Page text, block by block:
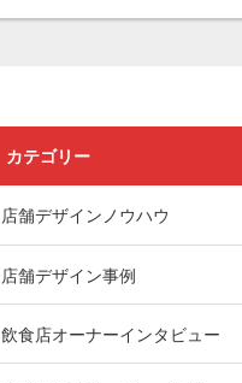
カテゴリー
店舗デザインノウハウ
店舗デザイン事例
飲食店オーナーインタビュー